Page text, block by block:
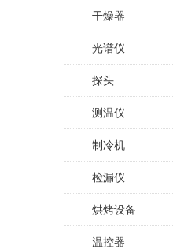
干燥器
光谱仪
探头
测温仪
制冷机
检漏仪
烘烤设备
温控器